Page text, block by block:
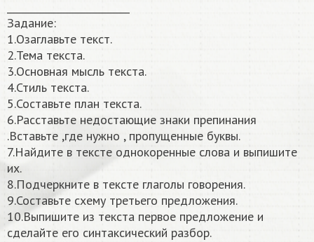
Задание:
1.Озаглавьте текст.
2.Тема текста.
3.Основная мысль текста.
4.Стиль текста.
5.Составьте план текста.
6.Расставьте недостающие знаки препинания
.Вставьте ,где нужно , пропущенные буквы.
7.Найдите в тексте однокоренные слова и выпишите
их.
8.Подчеркните в тексте глаголы говорения.
9.Составьте схему третьего предложения.
10.Выпишите из текста первое предложение и
сделайте его синтаксический разбор.​